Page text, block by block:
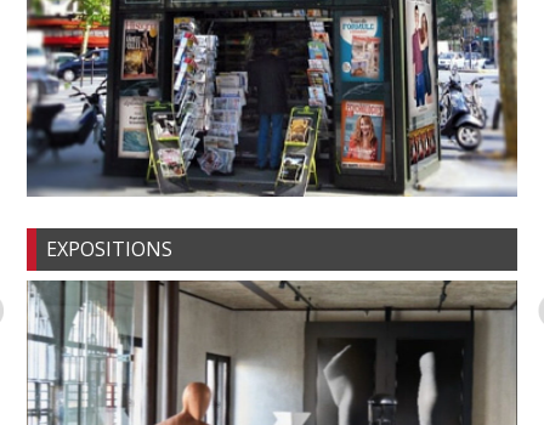
EXPOSITIONS